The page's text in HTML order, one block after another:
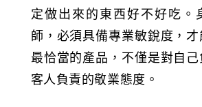
定做出來的東西好不好吃。
師，必須具備專業敏銳度，
最恰當的產品，不僅是對自
客人負責的敬業態度。